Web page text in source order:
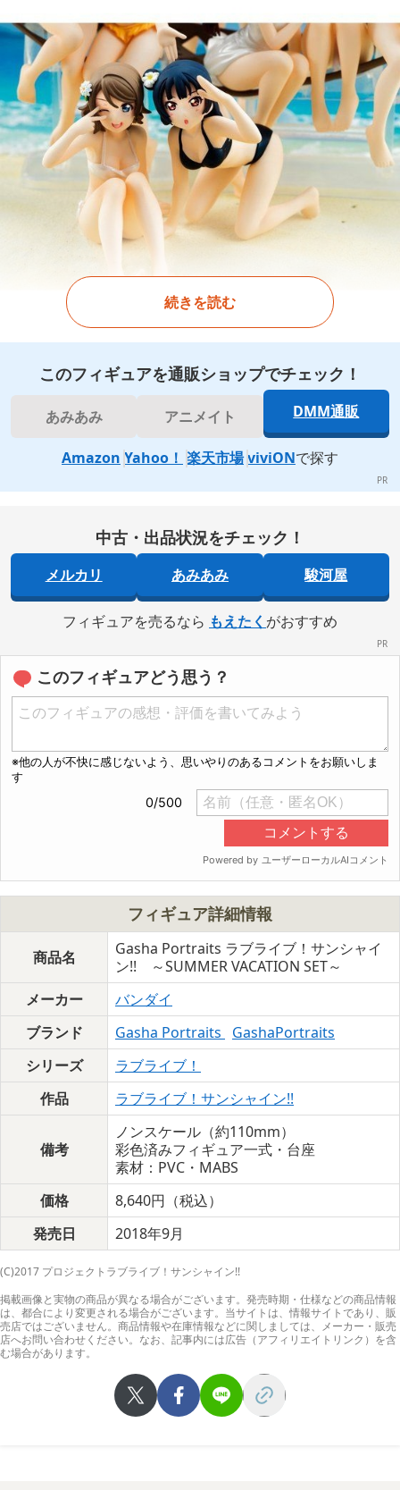
続きを読む
このフィギュアを通販ショップでチェック！
あみあみ アニメイト DMM通販
Amazon Yahoo！ 楽天市場 viviONで探す
中古・出品状況をチェック！
メルカリ あみあみ 駿河屋
フィギュアを売るなら もえたく がおすすめ
このフィギュアどう思う？
フィギュア詳細情報
商品名
Gasha Portraits ラブライブ！サンシャイ
ン!! ～SUMMER VACATION SET～
メーカー
バンダイ
ブランド
Gasha Portraits
GashaPortraits
シリーズ
ラブライブ！
作品
ラブライブ！サンシャイン!!
備考
ノンスケール（約110mm）
彩色済みフィギュア一式・台座
素材：PVC・MABS
価格
8,640円（税込）
発売日
2018年9月
(C)2017 プロジェクトラブライブ！サンシャイン!!
掲載画像と実物の商品が異なる場合がございます。発売時期・仕様などの商品情報
は、都合により変更される場合がございます。当サイトは、情報サイトであり、販
売店ではございません。商品情報や在庫情報などに関しましては、メーカー・販売
店へお問い合わせください。なお、記事内には広告（アフィリエイトリンク）を含
む場合があります。